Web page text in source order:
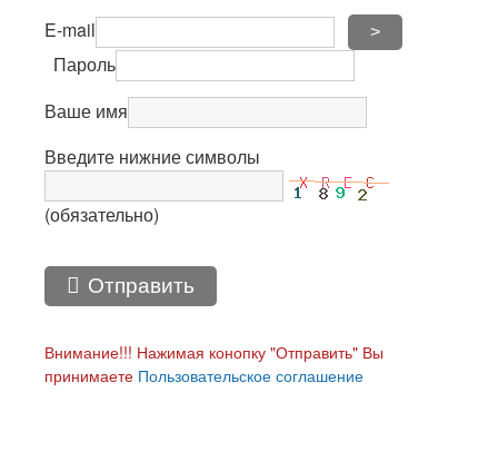
E-mail
>
Пароль
Ваше имя
Введите нижние символы
(обязательно)
Отправить
Внимание!!! Нажимая конопку "Отправить" Вы
принимаете Пользовательское соглашение